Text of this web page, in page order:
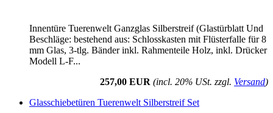
Innentüre Tuerenwelt Ganzglas Silberstreif (Glastürblatt Und
Beschläge: bestehend aus: Schlosskasten mit Flüsterfalle für 8
mm Glas, 3-tlg. Bänder inkl. Rahmenteile Holz, inkl. Drücker
Modell L-F...
257,00 EUR (incl. 20% USt. zzgl. Versand)
Glasschiebetüren Tuerenwelt Silberstreif Set